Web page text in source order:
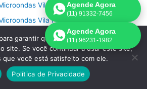
Vila Polopoli
Vila Pita
Vila Pirituba
Vila Pirajussara
Vila Piauí
Vila Pereira Cerca
Agende Agora
(11) 91332-7456
Agende Agora
(11) 96231-1982
garantir que oferecemos a melhor
site. Se você continuar a usar este site,
que você está satisfeito com ele.
Política de Privacidade